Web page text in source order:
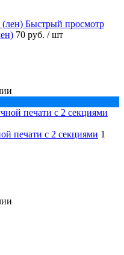
Быстрый просмотр
70 руб. / шт
печати с 2 секциями 1